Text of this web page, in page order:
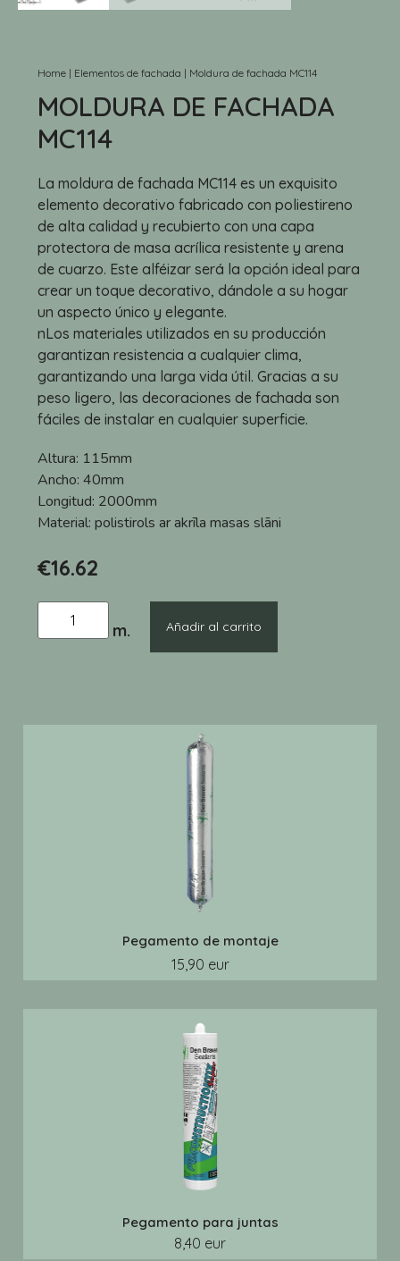
Home | Elementos de fachada | Moldura de fachada MC114
MOLDURA DE FACHADA
MC114
La moldura de fachada MC114 es un exquisito
elemento decorativo fabricado con poliestireno
de alta calidad y recubierto con una capa
protectora de masa acrílica resistente y arena
de cuarzo. Este alféizar será la opción ideal para
crear un toque decorativo, dándole a su hogar
un aspecto único y elegante.
nLos materiales utilizados en su producción
garantizan resistencia a cualquier clima,
garantizando una larga vida útil. Gracias a su
peso ligero, las decoraciones de fachada son
fáciles de instalar en cualquier superficie.
Altura: 115mm
Ancho: 40mm
Longitud: 2000mm
Material: polistirols ar akrīla masas slāni
€16.62
Añadir al carrito
Pegamento de montaje
15,90 eur
Pegamento para juntas
8,40 eur